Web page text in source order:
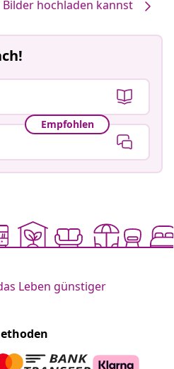
hochladen kannst
Empfohlen
Leben günstiger